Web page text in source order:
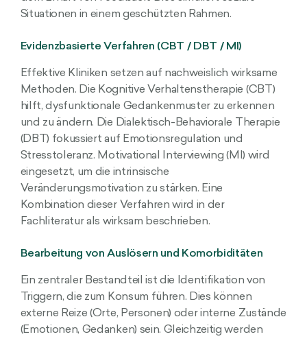
Situationen in einem geschützten Rahmen.
Evidenzbasierte Verfahren (CBT / DBT / MI)
Effektive Kliniken setzen auf nachweislich wirksame
Methoden. Die Kognitive Verhaltenstherapie (CBT)
hilft, dysfunktionale Gedankenmuster zu erkennen
und zu ändern. Die Dialektisch-Behaviorale Therapie
(DBT) fokussiert auf Emotionsregulation und
Stresstoleranz. Motivational Interviewing (MI) wird
eingesetzt, um die intrinsische
Veränderungsmotivation zu stärken. Eine
Kombination dieser Verfahren wird in der
Fachliteratur als wirksam beschrieben.
Bearbeitung von Auslösern und Komorbiditäten
Ein zentraler Bestandteil ist die Identifikation von
Triggern, die zum Konsum führen. Dies können
externe Reize (Orte, Personen) oder interne Zustände
(Emotionen, Gedanken) sein. Gleichzeitig werden